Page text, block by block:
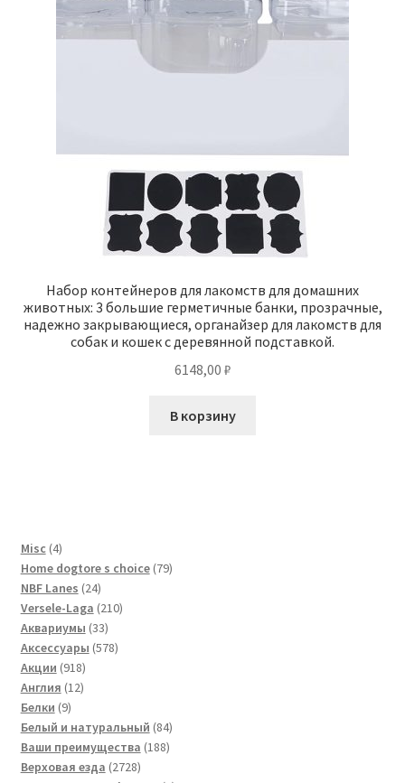
Набор контейнеров для лакомств для домашних
животных: 3 большие герметичные банки, прозрачные,
надежно закрывающиеся, органайзер для лакомств для
собак и кошек с деревянной подставкой.
6148,00 ₽
В корзину
Misc 44
товара
Home dogtore s choice 7979
NBF Lanes 2424
товара
Versele-Laga 210210
Аквариумы 3333
товара
Аксессуары 578578
Акции 918918
товаров
Англия 1212
Белки 99
товаров
Белый и натуральный 8484
товара
Ваши преимущества 188188
Верховая езда 27282728